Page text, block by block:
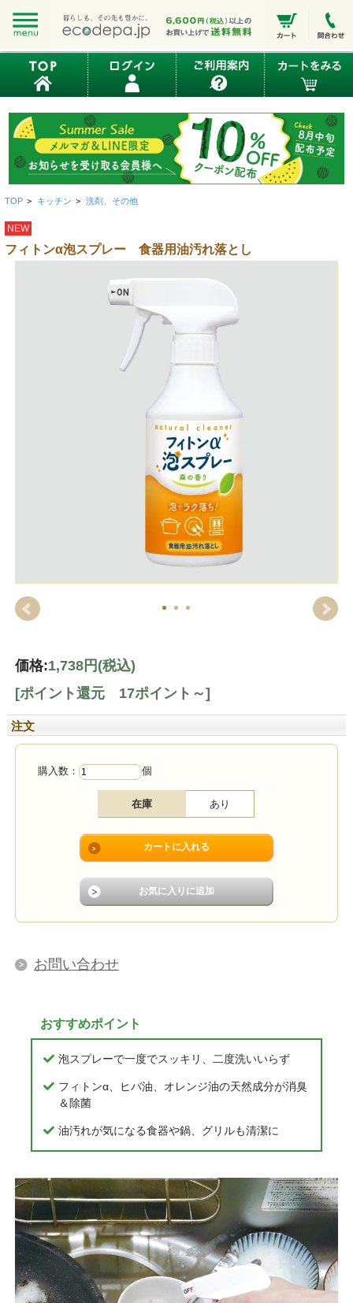
TOP > キッチン > 洗剤、その他
NEW
フィトンα泡スプレー 食器用油汚れ落とし
価格:1,738円 (税込)
[ポイント還元 17ポイント～]
注文
購入数： 個
在庫 あり
お問い合わせ
おすすめポイント
泡スプレーで一度でスッキリ、二度洗いいらず
フィトンα、ヒバ油、オレンジ油の天然成分が消臭
＆除菌
油汚れが気になる食器や鍋、グリルも清潔に